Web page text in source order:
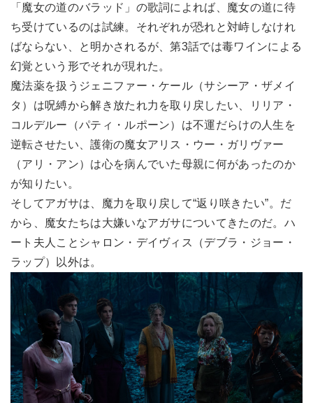
「魔女の道のバラッド」の歌詞によれば、魔女の道に待
ち受けているのは試練。それぞれが恐れと対峙しなけれ
ばならない、と明かされるが、第3話では毒ワインによる
幻覚という形でそれが現れた。
魔法薬を扱うジェニファー・ケール（サシーア・ザメイ
タ）は呪縛から解き放たれ力を取り戻したい、リリア・
コルデルー（パティ・ルポーン）は不運だらけの人生を
逆転させたい、護衛の魔女アリス・ウー・ガリヴァー
（アリ・アン）は心を病んでいた母親に何があったのか
が知りたい。
そしてアガサは、魔力を取り戻して“返り咲きたい”。だ
から、魔女たちは大嫌いなアガサについてきたのだ。ハ
ート夫人ことシャロン・デイヴィス（デブラ・ジョー・
ラップ）以外は。